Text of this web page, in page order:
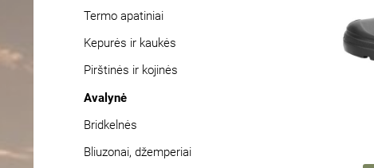
Termo apatiniai
Kepurės ir kaukės
Pirštinės ir kojinės
Avalynė
Bridkelnės
Bliuzonai, džemperiai